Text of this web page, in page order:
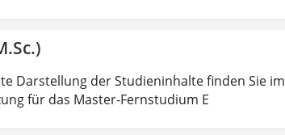
Darstellung der Studieninhalte finden Sie im
für das Master-Fernstudium E